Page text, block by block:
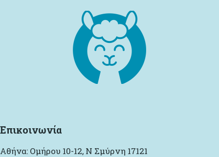
Επικοινωνία
Αθήνα: Ομήρου 10-12, Ν Σμύρνη 17121